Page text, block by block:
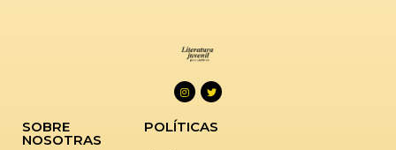
SOBRE
NOSOTRAS
POLÍTICAS